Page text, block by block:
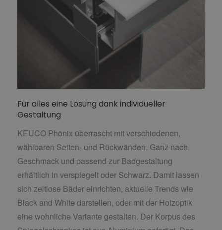
Für alles eine Lösung dank individueller
Gestaltung
KEUCO Phönix überrascht mit verschiedenen,
wählbaren Seiten- und Rückwänden. Ganz nach
Geschmack und passend zur Badgestaltung
erhältlich in verspiegelt oder Schwarz. Damit lassen
sich zeitlose Bäder einrichten, aktuelle Trends wie
Black and White darstellen, oder mit der Holzoptik
eine wohnliche Variante gestalten. Der Korpus des